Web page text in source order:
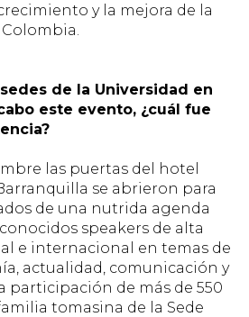
y la mejora de la
de la Universidad en
este evento, ¿cuál fue
las puertas del hotel
se abrieron para
de una nutrida agenda
speakers de alta
e internacional en temas de
actualidad, comunicación y
participación de más de 550
tomasina de la Sede